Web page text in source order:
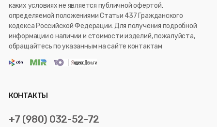
каких условиях не является публичной офертой,
определяемой положениями Статьи 437 Гражданского
кодекса Российской Федерации. Для получения подробной
информации о наличии и стоимости изделий, пожалуйста,
обращайтесь по указанным на сайте контактам
КОНТАКТЫ
+7 (980) 032-52-72